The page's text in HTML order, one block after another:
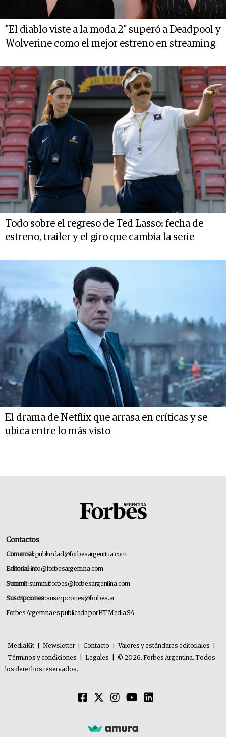
"El diablo viste a la moda 2" superó a Deadpool y
Wolverine como el mejor estreno en streaming
Todo sobre el regreso de Ted Lasso: fecha de
estreno, trailer y el giro que cambia la serie
El drama de Netflix que arrasa en críticas y se
ubica entre lo más visto
Contactos
Comercial:publicidad@forbesargentina.com
Editorial:info@forbesargentina.com
Summit:summitforbes@forbesargentina.com
Suscripciones:suscripciones@forbes.ar
Forbes Argentina es publicada por HT Media SA.
MediaKit Newsletter Contacto Valores y estándares editoriales
Términos y condiciones
Legales
© 2026. Forbes Argentina. Todos
los derechos reservados.